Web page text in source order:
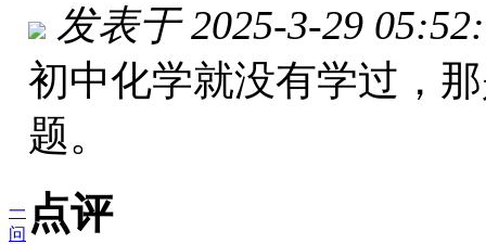
一
问
发表于 2025-3-29
初中化学就没有学过，
题。
点评